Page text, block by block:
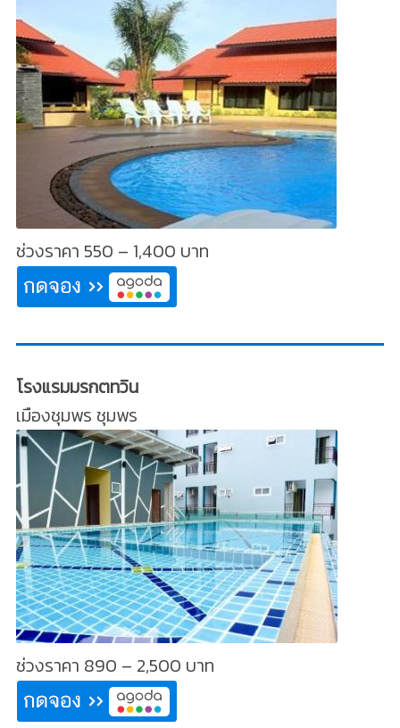
ช่วงราคา 550 – 1,400 บาท
โรงแรมมรกตทวิน
เมืองชุมพร ชุมพร
ช่วงราคา 890 – 2,500 บาท